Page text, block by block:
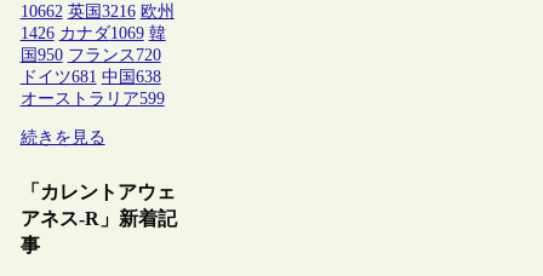
10662 英国3216 欧州
1426 カナダ1069 韓
国950 フランス 720
ドイツ681 中国638
オーストラリア599
続きを見る
「カレントアウェ
アネス-R」新着記
事